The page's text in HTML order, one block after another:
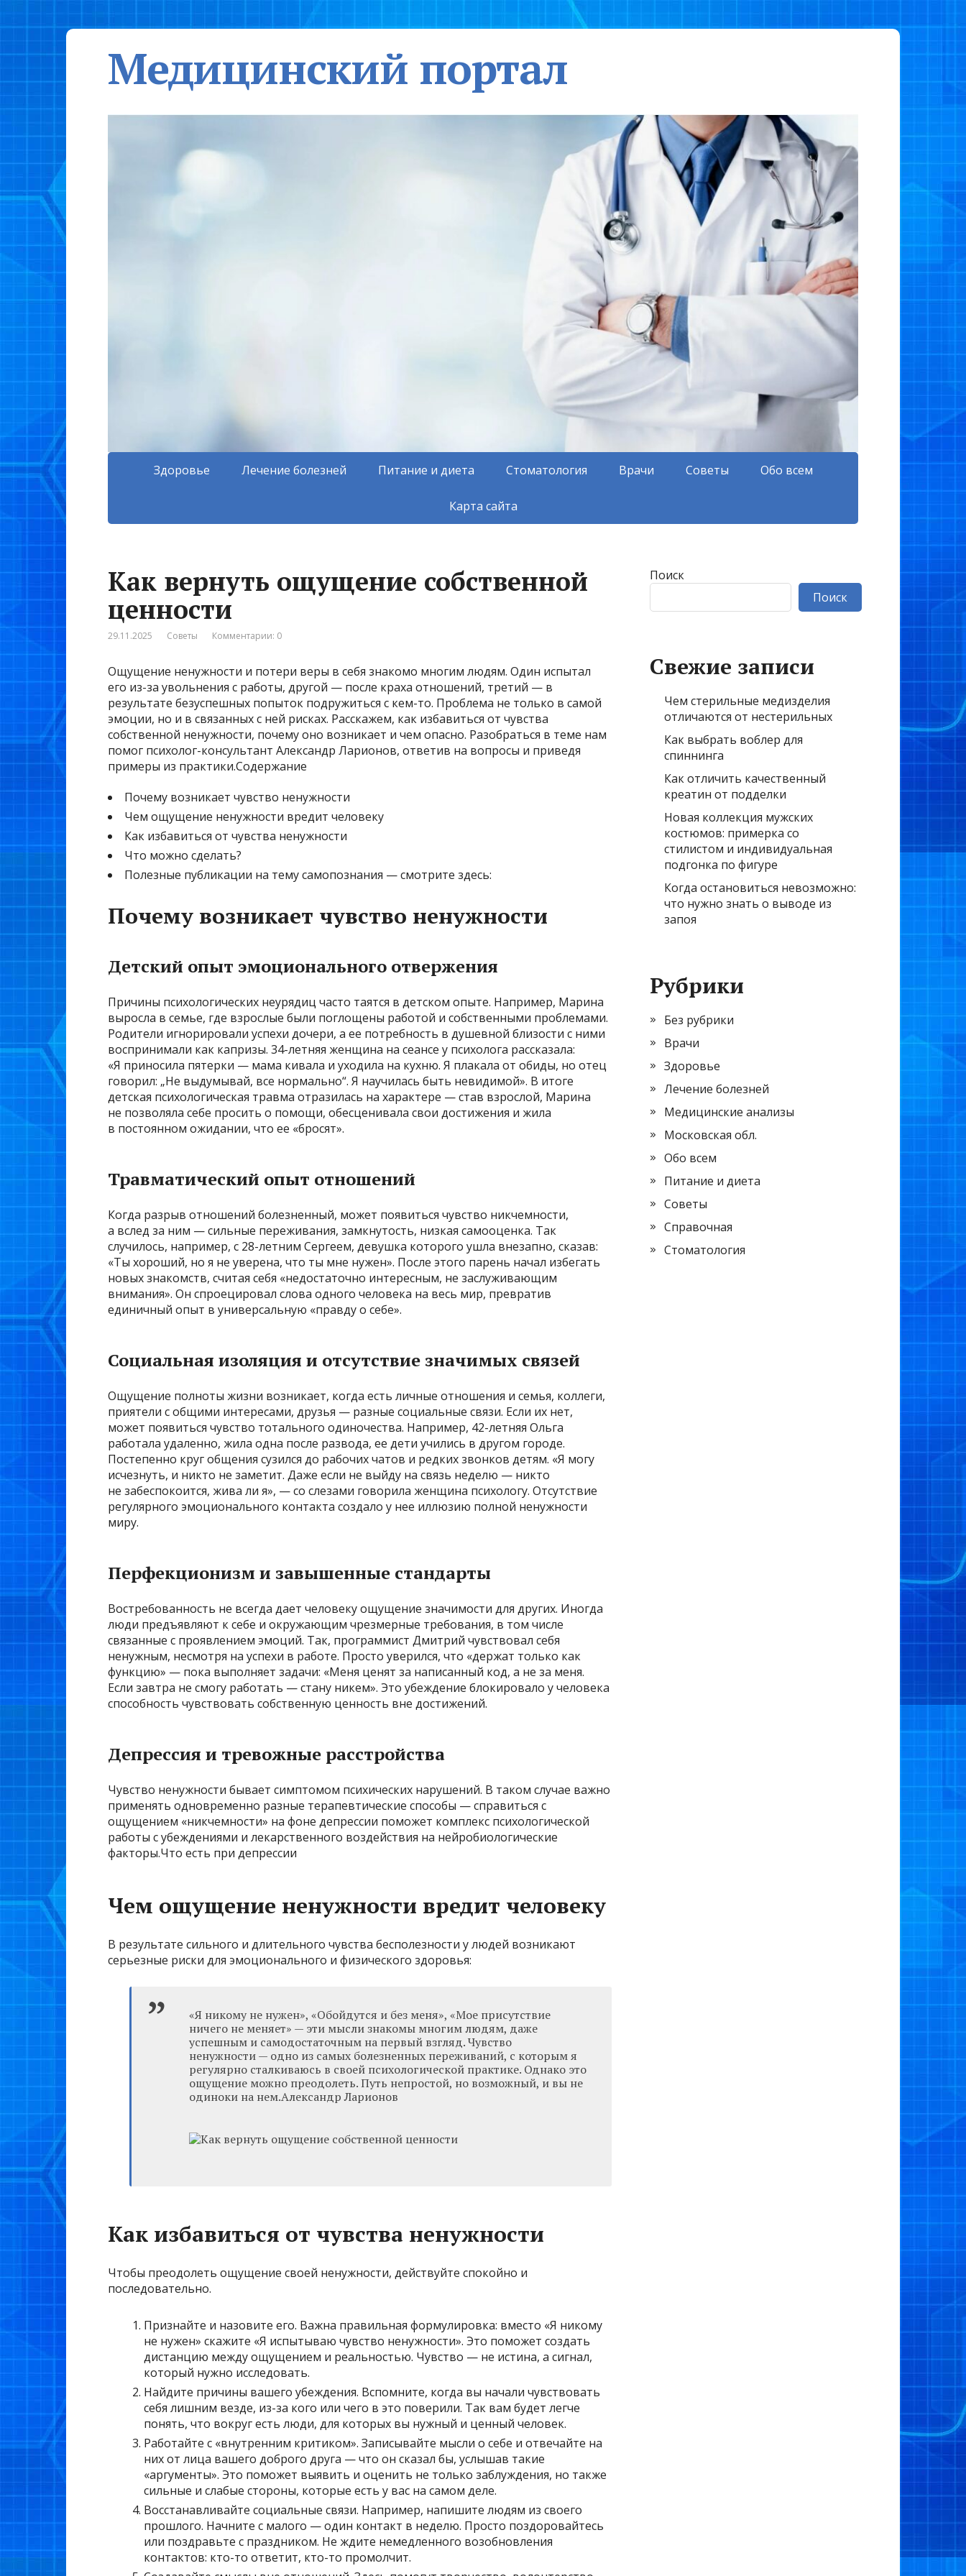
Медицинский портал
Здоровье Лечение болезней Питание и диета Стоматология Врачи Советы Обо всем
Карта сайта
Как вернуть ощущение собственной
ценности
29.11.2025 Советы Комментарии: 0
Ощущение ненужности и потери веры в себя знакомо многим людям. Один испытал
его из-за увольнения с работы, другой — после краха отношений, третий — в
результате безуспешных попыток подружиться с кем-то. Проблема не только в самой
эмоции, но и в связанных с ней рисках. Расскажем, как избавиться от чувства
собственной ненужности, почему оно возникает и чем опасно. Разобраться в теме нам
помог психолог-консультант Александр Ларионов, ответив на вопросы и приведя
примеры из практики.Содержание
Почему возникает чувство ненужности
Чем ощущение ненужности вредит человеку
Как избавиться от чувства ненужности
Что можно сделать?
Полезные публикации на тему самопознания — смотрите здесь:
Почему возникает чувство ненужности
Детский опыт эмоционального отвержения
Причины психологических неурядиц часто таятся в детском опыте. Например, Марина
выросла в семье, где взрослые были поглощены работой и собственными проблемами.
Родители игнорировали успехи дочери, а ее потребность в душевной близости с ними
воспринимали как капризы. 34-летняя женщина на сеансе у психолога рассказала:
«Я приносила пятерки — мама кивала и уходила на кухню. Я плакала от обиды, но отец
говорил: „Не выдумывай, все нормально“. Я научилась быть невидимой». В итоге
детская психологическая травма отразилась на характере — став взрослой, Марина
не позволяла себе просить о помощи, обесценивала свои достижения и жила
в постоянном ожидании, что ее «бросят».
Травматический опыт отношений
Когда разрыв отношений болезненный, может появиться чувство никчемности,
а вслед за ним — сильные переживания, замкнутость, низкая самооценка. Так
случилось, например, с 28-летним Сергеем, девушка которого ушла внезапно, сказав:
«Ты хороший, но я не уверена, что ты мне нужен». После этого парень начал избегать
новых знакомств, считая себя «недостаточно интересным, не заслуживающим
внимания». Он спроецировал слова одного человека на весь мир, превратив
единичный опыт в универсальную «правду о себе».
Социальная изоляция и отсутствие значимых связей
Ощущение полноты жизни возникает, когда есть личные отношения и семья, коллеги,
приятели с общими интересами, друзья — разные социальные связи. Если их нет,
может появиться чувство тотального одиночества. Например, 42-летняя Ольга
работала удаленно, жила одна после развода, ее дети учились в другом городе.
Постепенно круг общения сузился до рабочих чатов и редких звонков детям. «Я могу
исчезнуть, и никто не заметит. Даже если не выйду на связь неделю — никто
не забеспокоится, жива ли я», — со слезами говорила женщина психологу. Отсутствие
регулярного эмоционального контакта создало у нее иллюзию полной ненужности
миру.
Перфекционизм и завышенные стандарты
Востребованность не всегда дает человеку ощущение значимости для других. Иногда
люди предъявляют к себе и окружающим чрезмерные требования, в том числе
связанные с проявлением эмоций. Так, программист Дмитрий чувствовал себя
ненужным, несмотря на успехи в работе. Просто уверился, что «держат только как
функцию» — пока выполняет задачи: «Меня ценят за написанный код, а не за меня.
Если завтра не смогу работать — стану никем». Это убеждение блокировало у человека
способность чувствовать собственную ценность вне достижений.
Депрессия и тревожные расстройства
Чувство ненужности бывает симптомом психических нарушений. В таком случае важно
применять одновременно разные терапевтические способы — справиться с
ощущением «никчемности» на фоне депрессии поможет комплекс психологической
работы с убеждениями и лекарственного воздействия на нейробиологические
факторы.Что есть при депрессии
Чем ощущение ненужности вредит человеку
В результате сильного и длительного чувства бесполезности у людей возникают
серьезные риски для эмоционального и физического здоровья:
«Я никому не нужен», «Обойдутся и без меня», «Мое присутствие
ничего не меняет» — эти мысли знакомы многим людям, даже
успешным и самодостаточным на первый взгляд. Чувство
ненужности — одно из самых болезненных переживаний, с которым я
регулярно сталкиваюсь в своей психологической практике. Однако это
ощущение можно преодолеть. Путь непростой, но возможный, и вы не
одиноки на нем.Александр Ларионов
Как избавиться от чувства ненужности
Чтобы преодолеть ощущение своей ненужности, действуйте спокойно и
последовательно.
Признайте и назовите его. Важна правильная формулировка: вместо «Я никому
не нужен» скажите «Я испытываю чувство ненужности». Это поможет создать
дистанцию между ощущением и реальностью. Чувство — не истина, а сигнал,
который нужно исследовать.
Найдите причины вашего убеждения. Вспомните, когда вы начали чувствовать
себя лишним везде, из-за кого или чего в это поверили. Так вам будет легче
понять, что вокруг есть люди, для которых вы нужный и ценный человек.
Работайте с «внутренним критиком». Записывайте мысли о себе и отвечайте на
них от лица вашего доброго друга — что он сказал бы, услышав такие
«аргументы». Это поможет выявить и оценить не только заблуждения, но также
сильные и слабые стороны, которые есть у вас на самом деле.
Восстанавливайте социальные связи. Например, напишите людям из своего
прошлого. Начните с малого — один контакт в неделю. Просто поздоровайтесь
или поздравьте с праздником. Не ждите немедленного возобновления
контактов: кто-то ответит, кто-то промолчит.
Поиск
Поиск
Свежие записи
Чем стерильные медизделия
отличаются от нестерильных
Как выбрать воблер для
спиннинга
Как отличить качественный
креатин от подделки
Новая коллекция мужских
костюмов: примерка со
стилистом и индивидуальная
подгонка по фигуре
Когда остановиться невозможно:
что нужно знать о выводе из
запоя
Рубрики
Без рубрики
Врачи
Здоровье
Лечение болезней
Медицинские анализы
Московская обл.
Обо всем
Питание и диета
Советы
Справочная
Стоматология